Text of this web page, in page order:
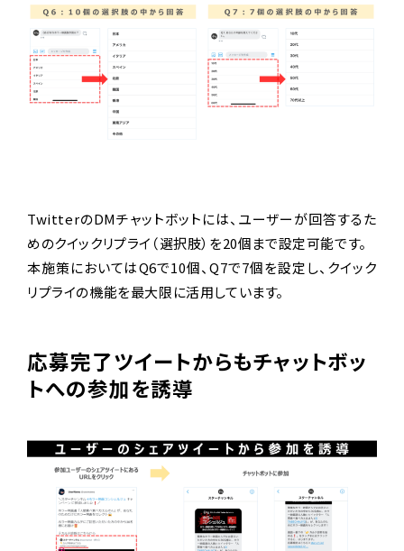
TwitterのDMチャットボットには、ユーザーが回答するた
めのクイックリプライ（選択肢）を20個まで設定可能です。
本施策においてはQ6で10個、Q7で7個を設定し、クイック
リプライの機能を最大限に活用しています。
応募完了ツイートからもチャットボッ
トへの参加を誘導